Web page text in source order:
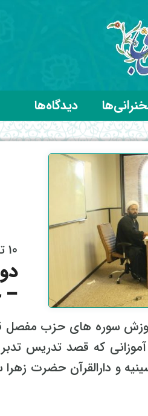
دیدگاه‌ها
10 تیر 1399
–
سوره های حزب مفصل
که قصد تدریس تدبر
سال ۱۳۹۷ در حسینیه و دارالقرآن